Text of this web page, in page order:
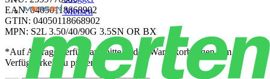
Mersen
EAN: 04050118668902
GTIN: 04050118668902
MPN: S2L 3.50/40/90G 3.5SN OR BX
*Auf Anfrage verfügbar - bitte in den Warenkorb legen, um
Verfügbarkeit zu prüfen